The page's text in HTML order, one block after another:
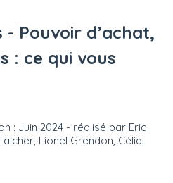
Pouvoir d’achat,
: ce qui vous
: Juin 2024 - réalisé par Eric
Lionel Grendon, Célia